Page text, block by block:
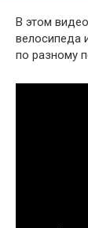
В этом
велосипеда
по разному